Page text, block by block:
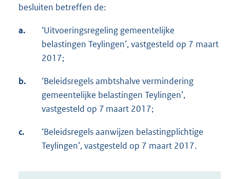
besluiten betreffen de:
a.
‘Uitvoeringsregeling gemeentelijke
belastingen Teylingen’, vastgesteld op 7 maart
2017;
b.
‘Beleidsregels ambtshalve vermindering
gemeentelijke belastingen Teylingen’,
vastgesteld op 7 maart 2017;
c.
‘Beleidsregels aanwijzen belastingplichtige
Teylingen’, vastgesteld op 7 maart 2017.